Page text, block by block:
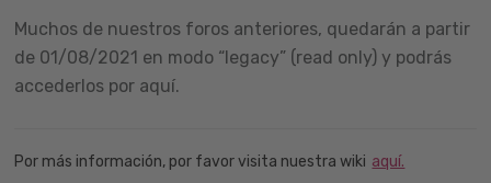
Muchos de nuestros foros anteriores, quedarán a partir
de 01/08/2021 en modo “legacy” (read only) y podrás
accederlos por aquí.
Por más información, por favor visita nuestra wiki aquí.